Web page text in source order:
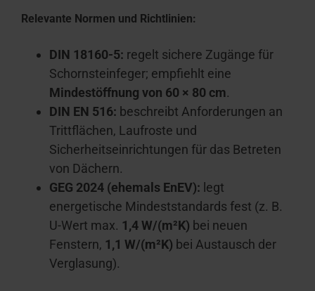
Relevante Normen und Richtlinien:
DIN 18160-5: regelt sichere Zugänge für
Schornsteinfeger; empfiehlt eine
Mindestöffnung von 60 × 80 cm.
DIN EN 516: beschreibt Anforderungen an
Trittflächen, Laufroste und
Sicherheitseinrichtungen für das Betreten
von Dächern.
GEG 2024 (ehemals EnEV): legt
energetische Mindeststandards fest (z. B.
U-Wert max. 1,4 W/(m²K) bei neuen
Fenstern, 1,1 W/(m²K) bei Austausch der
Verglasung).